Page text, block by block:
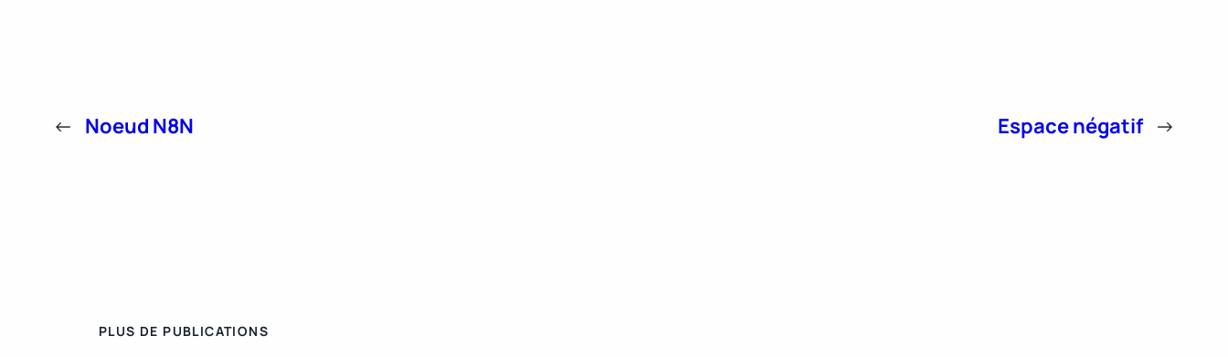
← Noeud N8N Espace négatif →
PLUS DE PUBLICATIONS